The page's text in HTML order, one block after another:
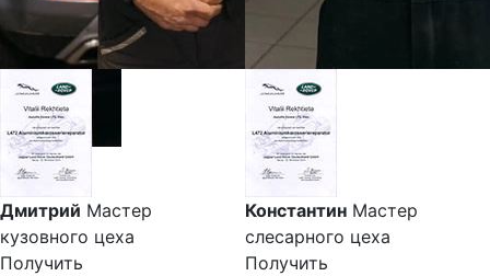
Дмитрий Мастер
кузовного цеха
Получить
Константин Мастер
слесарного цеха
Получить